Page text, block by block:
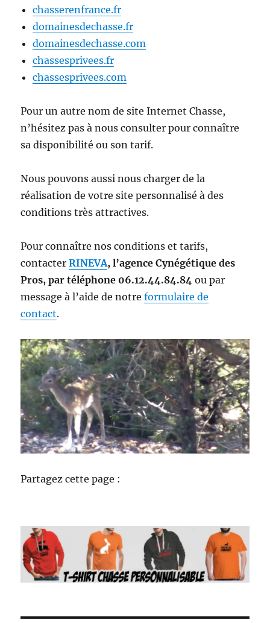
chasserenfrance.fr
domainesdechasse.fr
domainesdechasse.com
chassesprivees.fr
chassesprivees.com
Pour un autre nom de site Internet Chasse,
n’hésitez pas à nous consulter pour connaître
sa disponibilité ou son tarif.
Nous pouvons aussi nous charger de la
réalisation de votre site personnalisé à des
conditions très attractives.
Pour connaître nos conditions et tarifs,
contacterRINEVA, l’agence Cynégétique des
Pros, par téléphone 06.12.44.84.84 ou par
message à l’aide de notreformulaire de
contact.
Partagez cette page :